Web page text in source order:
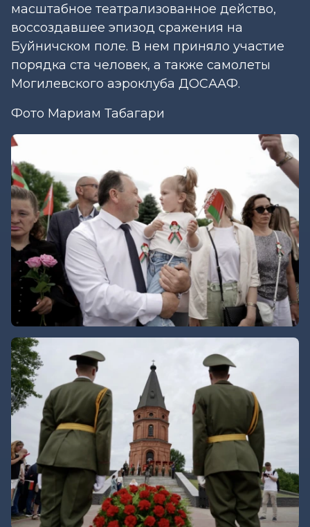
масштабное театрализованное действо,
воссоздавшее эпизод сражения на
Буйничском поле. В нем приняло участие
порядка ста человек, а также самолеты
Могилевского аэроклуба ДОСААФ.
Фото Мариам Табагари